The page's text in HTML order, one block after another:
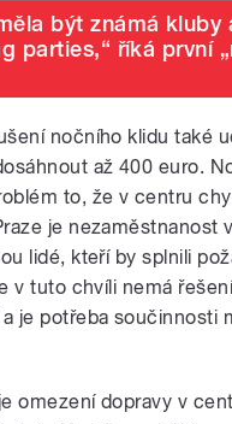
být známá kluby
parties,“ říká první
nočního klidu také
až 400 euro.
to, že v centru
je nezaměstnanost
lidé, kteří by splnili
v tuto chvíli nemá
je potřeba součinnosti
omezení dopravy v